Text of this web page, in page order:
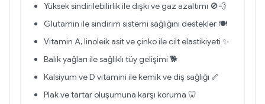
Yüksek sindirilebilirlik ile dışkı ve gaz azaltımı 🚫💨
Glutamin ile sindirim sistemi sağlığını destekler 🍽️
Vitamin A, linoleik asit ve çinko ile cilt elastikiyeti ✨
Balık yağları ile sağlıklı tüy gelişimi 🐕
Kalsiyum ve D vitamini ile kemik ve diş sağlığı 🦴
Plak ve tartar oluşumuna karşı koruma 🦷